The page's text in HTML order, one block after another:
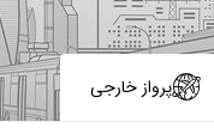
پرواز خارجی